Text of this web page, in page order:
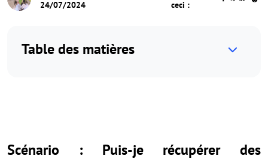
24/07/2024
ceci :
Table des matières
Scénario : Puis-je récupérer des